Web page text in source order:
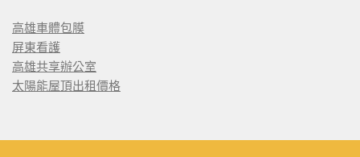
高雄車體包膜
屏東看護
高雄共享辦公室
太陽能屋頂出租價格